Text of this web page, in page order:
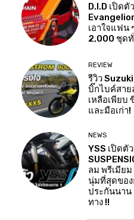
D.I.D เปิด
เอาใจแฟน
2,000 ชุดทั่
REVIEW
รีวิว
บิ๊กไบค์สาย
เหลือเพียบ
และมือเก่า!
NEWS
YSS เปิดตั
ลม พรีเมีย
นุ่มที่สุดขอ
ประกันนาน
ทาง !!